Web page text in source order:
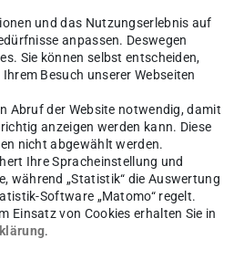
López
und das Nutzungserlebnis auf
anpassen. Deswegen
Sie können selbst entscheiden,
Besuch unserer Webseiten
Abruf der Website notwendig, damit
anzeigen werden kann. Diese
nicht abgewählt werden.
Ihre Spracheinstellung und
während „Statistik“ die Auswertung
Software „Matomo“ regelt.
Einsatz von Cookies erhalten Sie in
.